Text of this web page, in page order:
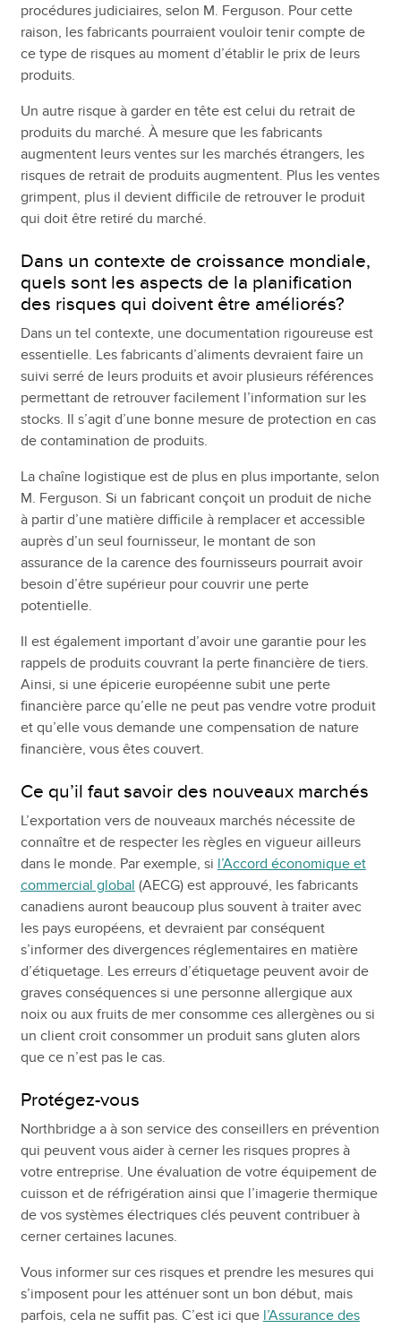
procédures judiciaires, selon M. Ferguson. Pour cette
raison, les fabricants pourraient vouloir tenir compte de
ce type de risques au moment d’établir le prix de leurs
produits.
Un autre risque à garder en tête est celui du retrait de
produits du marché. À mesure que les fabricants
augmentent leurs ventes sur les marchés étrangers, les
risques de retrait de produits augmentent. Plus les ventes
grimpent, plus il devient difficile de retrouver le produit
qui doit être retiré du marché.
Dans un contexte de croissance mondiale,
quels sont les aspects de la planification
des risques qui doivent être améliorés?
Dans un tel contexte, une documentation rigoureuse est
essentielle. Les fabricants d’aliments devraient faire un
suivi serré de leurs produits et avoir plusieurs références
permettant de retrouver facilement l’information sur les
stocks. Il s’agit d’une bonne mesure de protection en cas
de contamination de produits.
La chaîne logistique est de plus en plus importante, selon
M. Ferguson. Si un fabricant conçoit un produit de niche
à partir d’une matière difficile à remplacer et accessible
auprès d’un seul fournisseur, le montant de son
assurance de la carence des fournisseurs pourrait avoir
besoin d’être supérieur pour couvrir une perte
potentielle.
Il est également important d’avoir une garantie pour les
rappels de produits couvrant la perte financière de tiers.
Ainsi, si une épicerie européenne subit une perte
financière parce qu’elle ne peut pas vendre votre produit
et qu’elle vous demande une compensation de nature
financière, vous êtes couvert.
Ce qu’il faut savoir des nouveaux marchés
L’exportation vers de nouveaux marchés nécessite de
connaître et de respecter les règles en vigueur ailleurs
dans le monde. Par exemple, si l’Accord économique et
commercial global (AECG) est approuvé, les fabricants
canadiens auront beaucoup plus souvent à traiter avec
les pays européens, et devraient par conséquent
s’informer des divergences réglementaires en matière
d’étiquetage. Les erreurs d’étiquetage peuvent avoir de
graves conséquences si une personne allergique aux
noix ou aux fruits de mer consomme ces allergènes ou si
un client croit consommer un produit sans gluten alors
que ce n’est pas le cas.
Protégez-vous
Northbridge a à son service des conseillers en prévention
qui peuvent vous aider à cerner les risques propres à
votre entreprise. Une évaluation de votre équipement de
cuisson et de réfrigération ainsi que l’imagerie thermique
de vos systèmes électriques clés peuvent contribuer à
cerner certaines lacunes.
Vous informer sur ces risques et prendre les mesures qui
s’imposent pour les atténuer sont un bon début, mais
parfois, cela ne suffit pas. C’est ici que l’Assurance des